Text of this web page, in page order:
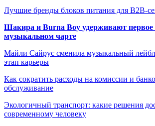
Лучшие бренды блоков питания для B2B-
Шакира и Burna Boy удерживают первое
музыкальном чарте
Майли Сайрус сменила музыкальный
этап карьеры
Как сократить расходы на комиссии и
обслуживание
Экологичный транспорт: какие решения
современному человеку